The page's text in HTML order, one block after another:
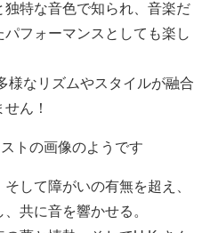
特な音色で知られ、音楽だ
フォーマンスとしても楽し
様なリズムやスタイルが融合
ん！
して障がいの有無を超え、
共に音を響かせる。